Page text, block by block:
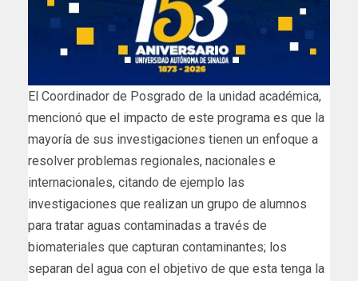
El Coordinador de Posgrado de la unidad académica,
mencionó que el impacto de este programa es que la
mayoría de sus investigaciones tienen un enfoque a
resolver problemas regionales, nacionales e
internacionales, citando de ejemplo las
investigaciones que realizan un grupo de alumnos
para tratar aguas contaminadas a través de
biomateriales que capturan contaminantes; los
separan del agua con el objetivo de que esta tenga la